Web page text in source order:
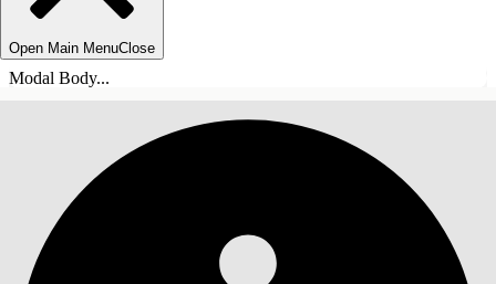
Open Main MenuClose
Modal Body...